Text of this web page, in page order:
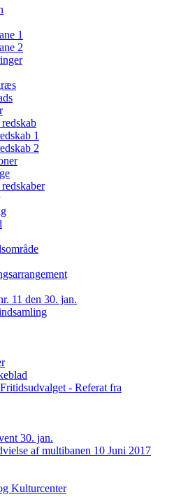
1
2
1
2
11 den 30. jan.
- Referat fra
30. jan.
af multibanen 10 Juni 2017
Kulturcenter